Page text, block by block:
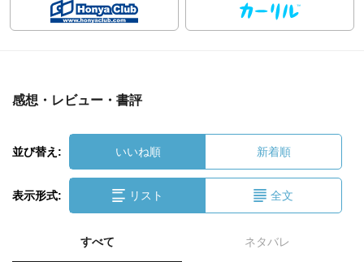
感想・レビュー・書評
並び替え: いいね順 新着順
表示形式: リスト 全文
すべて ネタバレ